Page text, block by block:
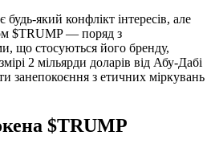
який конфлікт інтересів, але
$TRUMP — поряд з
що стосуються його бренду,
2 мільярди доларів від Абу-Дабі
з етичних міркувань
$TRUMP